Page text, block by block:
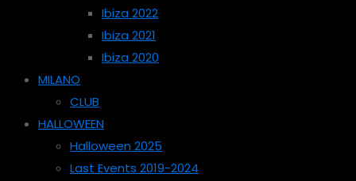
Ibiza 2022
Ibiza 2021
Ibiza 2020
MILANO
CLUB
HALLOWEEN
Halloween 2025
Last Events 2019-2024